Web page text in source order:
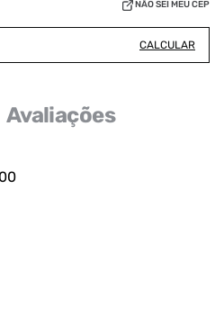
NÃO SEI MEU CEP
CALCULAR
Avaliações